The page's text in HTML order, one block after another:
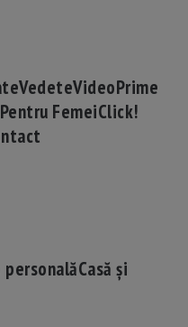
VedeteVideoPrime
FemeiClick!
Casă și